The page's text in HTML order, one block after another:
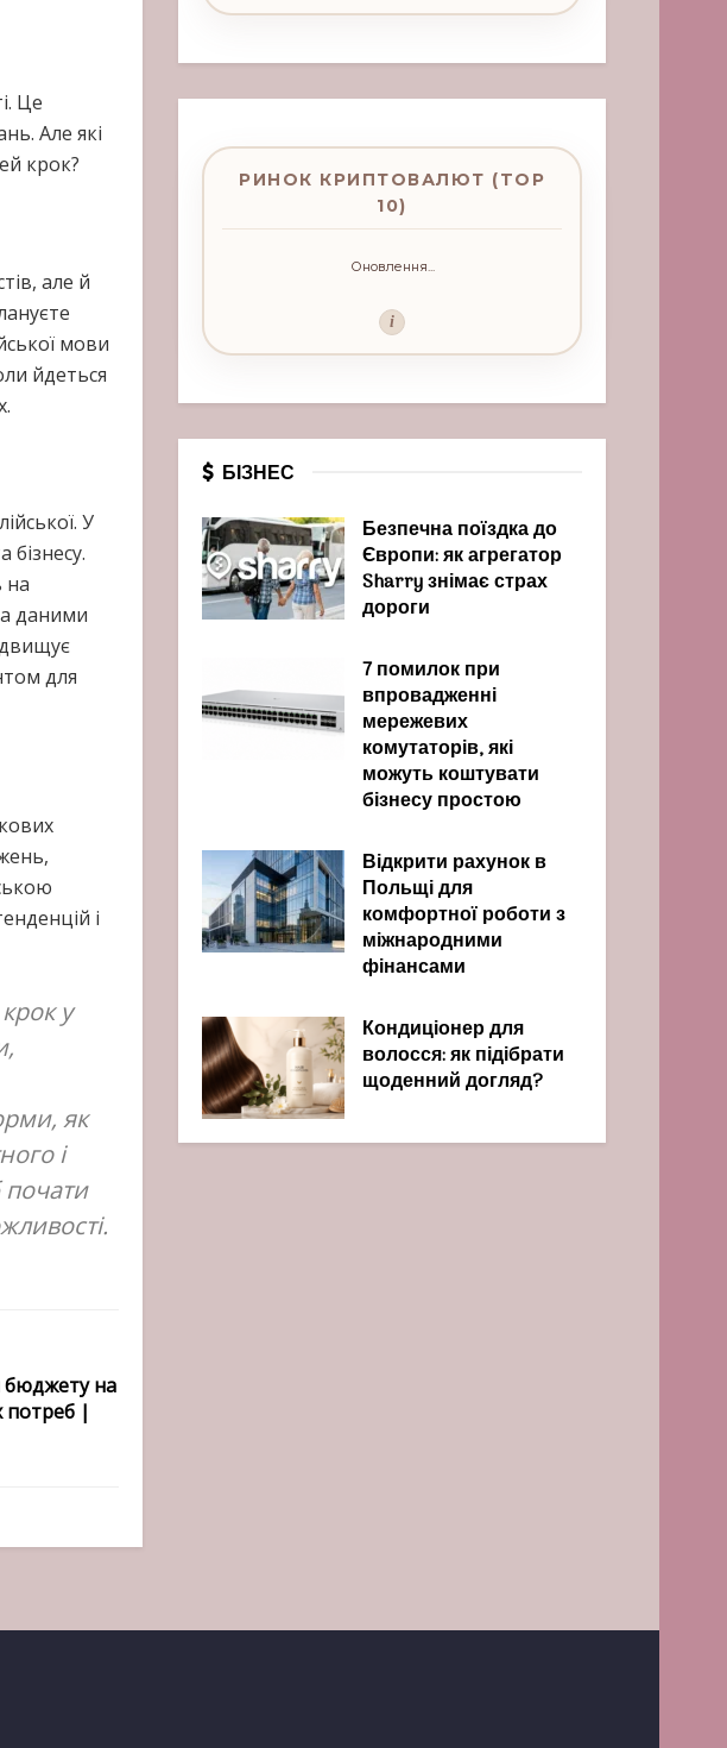
Це
Але які
крок?
але й
мови
йдеться
У
бізнесу.
на
даними
для
і
у
як
і
почати
бюджету на
потреб |
РИНОК КРИПТОВАЛЮТ (TOP
10)
Оновлення...
i
БІЗНЕС
Безпечна поїздка до
Європи: як агрегатор
Sharry знімає страх
дороги
7 помилок при
впровадженні
мережевих
комутаторів, які
можуть коштувати
бізнесу простою
Відкрити рахунок в
Польщі для
комфортної роботи з
міжнародними
фінансами
Кондиціонер для
волосся: як підібрати
щоденний догляд?